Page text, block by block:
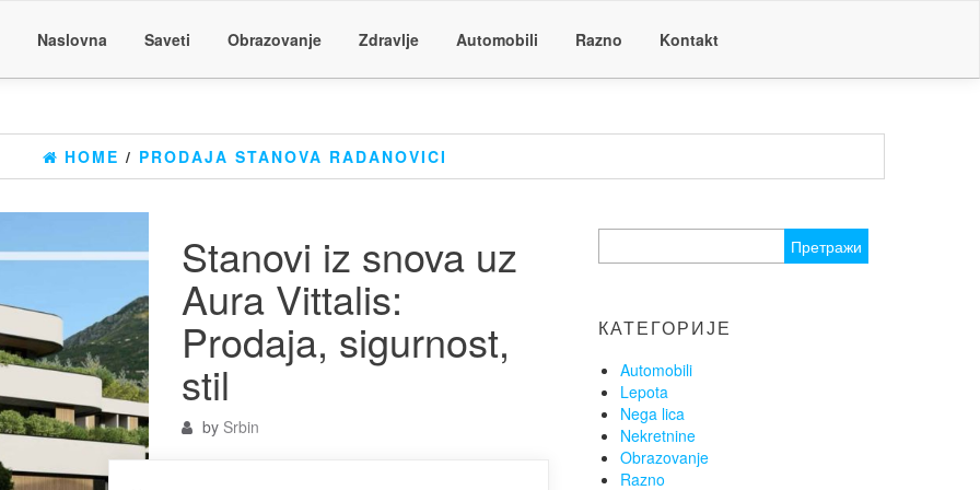
Naslovna Saveti Obrazovanje Zdravlje Automobili Razno Kontakt
HOME / PRODAJA STANOVA RADANOVICI
Stanovi iz snova uz
Aura Vittalis:
Prodaja, sigurnost,
stil
by Srbin
за:
КАТЕГОРИЈЕ
Automobili
Lepota
Nega lica
Nekretnine
Obrazovanje
Razno